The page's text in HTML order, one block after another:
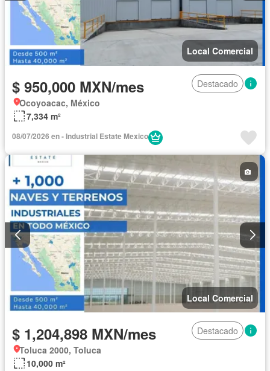
Local Comercial
$ 950,000 MXN/mes
Destacado
Ocoyoacac, México
7,334 m²
08/07/2026 en - Industrial Estate Mexico
Local Comercial
$ 1,204,898 MXN/mes
Destacado
Toluca 2000, Toluca
10,000 m²